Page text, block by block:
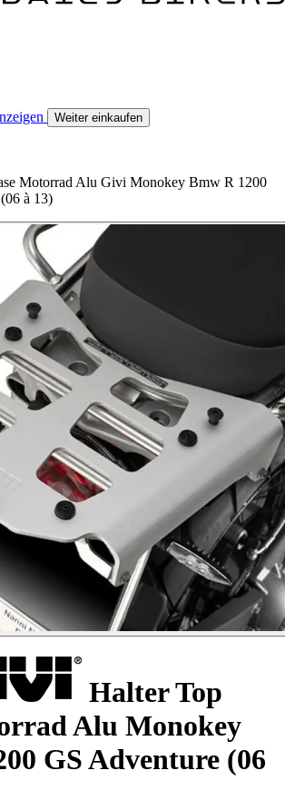
Weiter einkaufen
Motorrad Alu Givi Monokey Bmw R 1200
à 13)
Halter Top
Alu Monokey
GS Adventure (06